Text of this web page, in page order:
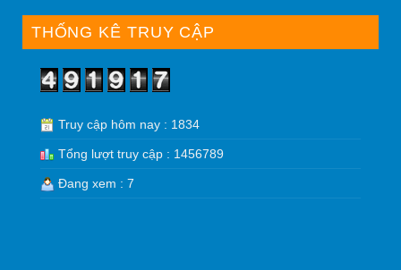
THỐNG KÊ TRUY CẬP
Truy cập hôm nay : 1834
Tổng lượt truy cập : 1456789
Đang xem : 7